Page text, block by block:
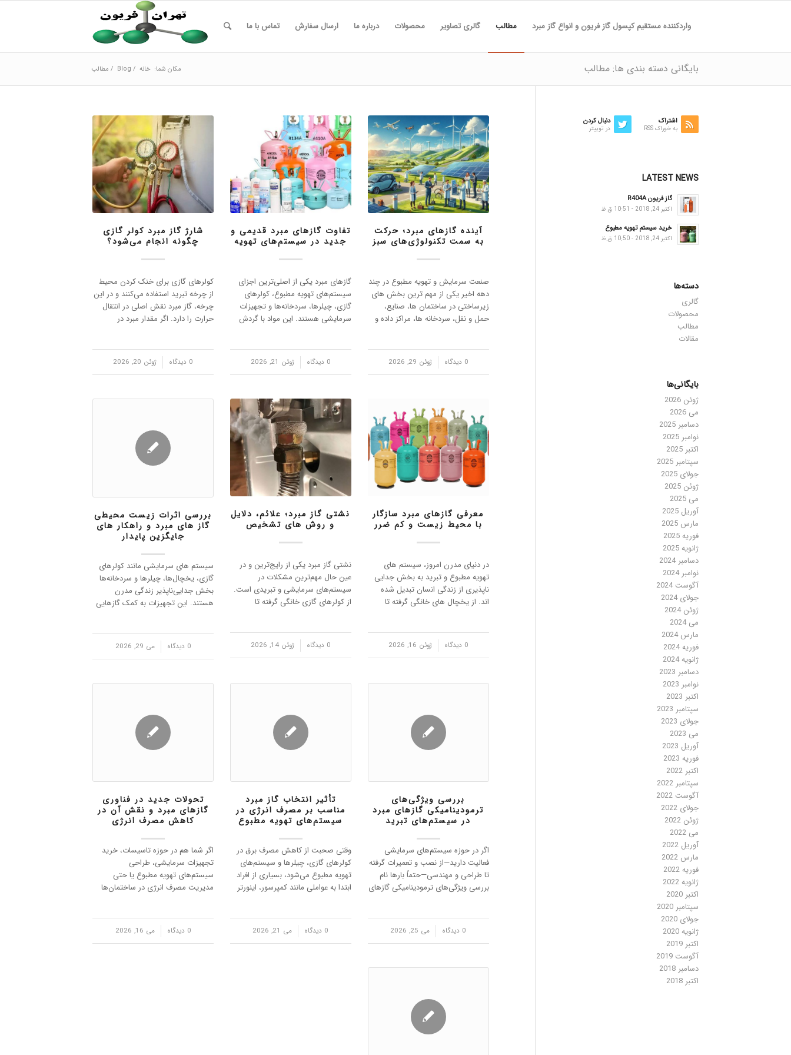
واردکننده مستقیم کپسول گاز فریون و انواع گاز مبرد مطالب گالری تصاویر محصولات درباره ما ارسال سفارش تماس با ما
بایگانی دسته بندی ها: مطالب مکان شما: خانه /
Blog
/ مطالب
آینده گازهای مبرد؛ حرکت
به سمت تکنولوژی‌های سبز
صنعت سرمایش و تهویه مطبوع در چند
دهه اخیر یکی از مهم ترین بخش های
زیرساختی در ساختمان ها، صنایع،
حمل و نقل، سردخانه ها، مراکز داده و
غذایی، حفظ کیفیت دارو، افزایش
آسایش حرارتی یا پایدا…
0 دیدگاه ژوئن 29, 2026
تفاوت گازهای مبرد قدیمی و
جدید در سیستم‌های تهویه
گازهای مبرد یکی از اصلی‌ترین اجزای
سیستم‌های تهویه مطبوع، کولرهای
گازی، چیلرها، سردخانه‌ها و تجهیزات
سرمایشی هستند. این مواد با گردش
می‌کنند. با پیشرفت فناوری و افزایش
نگرانی‌های…
0 دیدگاه ژوئن 21, 2026
شارژ گاز مبرد کولر گازی
چگونه انجام می‌شود؟
کولرهای گازی برای خنک کردن محیط
از چرخه تبرید استفاده می‌کنند و در این
چرخه، گاز مبرد نقش اصلی در انتقال
حرارت را دارد. اگر مقدار مبرد در
و سرمایش مطلوب ایجاد نخواهد شد.
در چنین …
0 دیدگاه ژوئن 20, 2026
معرفی گازهای مبرد سازگار
با محیط زیست و کم‌ ضرر
در دنیای مدرن امروز، سیستم های
تهویه مطبوع و تبرید به بخش جدایی
ناپذیری از زندگی انسان تبدیل شده
اند. از یخچال های خانگی گرفته تا
برای عملکرد خود به موادی به نام مبرد
نیاز دارند. مبردها م…
0 دیدگاه ژوئن 16, 2026
نشتی گاز مبرد؛ علائم، دلایل
و روش‌ های تشخیص
نشتی گاز مبرد یکی از رایج‌ترین و در
عین حال مهم‌ترین مشکلات در
سیستم‌های سرمایشی و تبریدی است.
از کولرهای گازی خانگی گرفته تا
عملکرد درست به مقدار مشخصی مبرد
نیاز دارند. هر زمان که این …
0 دیدگاه ژوئن 14, 2026
بررسی اثرات زیست‌ محیطی
گاز های مبرد و راهکار های
جایگزین پایدار
سیستم‌ های سرمایشی مانند کولرهای
گازی، یخچال‌ها، چیلرها و سردخانه‌ها
بخش جدایی‌ناپذیر زندگی مدرن
هستند. این تجهیزات به کمک گازهایی
محیط است. اما سوال مهمی که در
سال‌های اخی…
0 دیدگاه می 29, 2026
بررسی ویژگی‌های
ترمودینامیکی گازهای مبرد
در سیستم‌های تبرید
اگر در حوزه سیستم‌های سرمایشی
فعالیت دارید—از نصب و تعمیرات گرفته
تا طراحی و مهندسی—حتماً بارها نام
بررسی ویژگی‌های ترمودینامیکی گازهای
عملکرد یک سیستم تبرید به‌طور م…
0 دیدگاه می 25, 2026
تأثیر انتخاب گاز مبرد
مناسب بر مصرف انرژی در
سیستم‌های تهویه مطبوع
وقتی صحبت از کاهش مصرف برق در
کولرهای گازی، چیلرها و سیستم‌های
تهویه مطبوع می‌شود، بسیاری از افراد
ابتدا به عواملی مانند کمپرسور، اینورتر
روی راندمان انرژی سیستم‌های
سرمایشی تأثیر …
0 دیدگاه می 21, 2026
تحولات جدید در فناوری
گازهای مبرد و نقش آن در
کاهش مصرف انرژی
اگر شما هم در حوزه تاسیسات، خرید
تجهیزات سرمایشی، طراحی
سیستم‌های تهویه مطبوع یا حتی
مدیریت مصرف انرژی در ساختمان‌ها
درباره گازهای مبرد جدید صحبت
می‌شود و واقعاً چطور می‌ت…
0 دیدگاه می 16, 2026
دنبال کردن
در توییتر
اشتراک
به خوراک RSS
LATEST NEWS
گاز فریون R404A
اکتبر 24, 2018 - 10:51 ق.ظ
خرید سیستم تهویه مطبوع
اکتبر 24, 2018 - 10:50 ق.ظ
دسته‌ها
گالری
محصولات
مطالب
مقالات
بایگانی‌ها
ژوئن 2026
می 2026
دسامبر 2025
نوامبر 2025
اکتبر 2025
سپتامبر 2025
جولای 2025
ژوئن 2025
می 2025
آوریل 2025
مارس 2025
فوریه 2025
ژانویه 2025
دسامبر 2024
نوامبر 2024
آگوست 2024
جولای 2024
ژوئن 2024
می 2024
مارس 2024
فوریه 2024
ژانویه 2024
دسامبر 2023
نوامبر 2023
اکتبر 2023
سپتامبر 2023
جولای 2023
می 2023
آوریل 2023
فوریه 2023
اکتبر 2022
سپتامبر 2022
آگوست 2022
جولای 2022
ژوئن 2022
می 2022
آوریل 2022
مارس 2022
فوریه 2022
ژانویه 2022
اکتبر 2020
سپتامبر 2020
جولای 2020
ژانویه 2020
اکتبر 2019
آگوست 2019
دسامبر 2018
اکتبر 2018